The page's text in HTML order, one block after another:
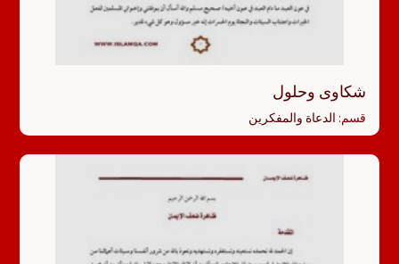
شكاوى وحلول
قسم: الدعاة والمفكرين